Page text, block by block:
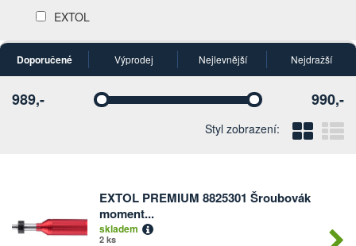
EXTOL
Doporučené Výprodej Nejlevnější Nejdražší
Vyberte Vyberte
989,- 990,-
Styl zobrazení:
EXTOL PREMIUM 8825301 Šroubovák
moment...
skladem
2 ks
Počet
kusů